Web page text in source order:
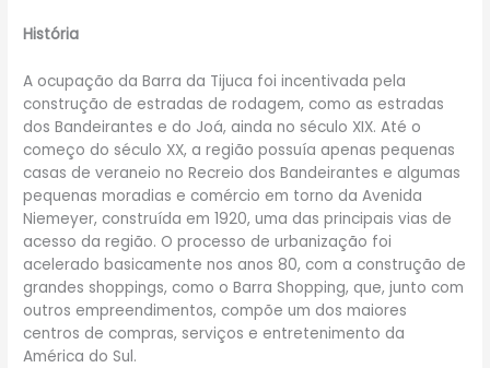
História
A ocupação da Barra da Tijuca foi incentivada pela
construção de estradas de rodagem, como as estradas
dos Bandeirantes e do Joá, ainda no século XIX. Até o
começo do século XX, a região possuía apenas pequenas
casas de veraneio no Recreio dos Bandeirantes e algumas
pequenas moradias e comércio em torno da Avenida
Niemeyer, construída em 1920, uma das principais vias de
acesso da região. O processo de urbanização foi
acelerado basicamente nos anos 80, com a construção de
grandes shoppings, como o Barra Shopping, que, junto com
outros empreendimentos, compõe um dos maiores
centros de compras, serviços e entretenimento da
América do Sul.